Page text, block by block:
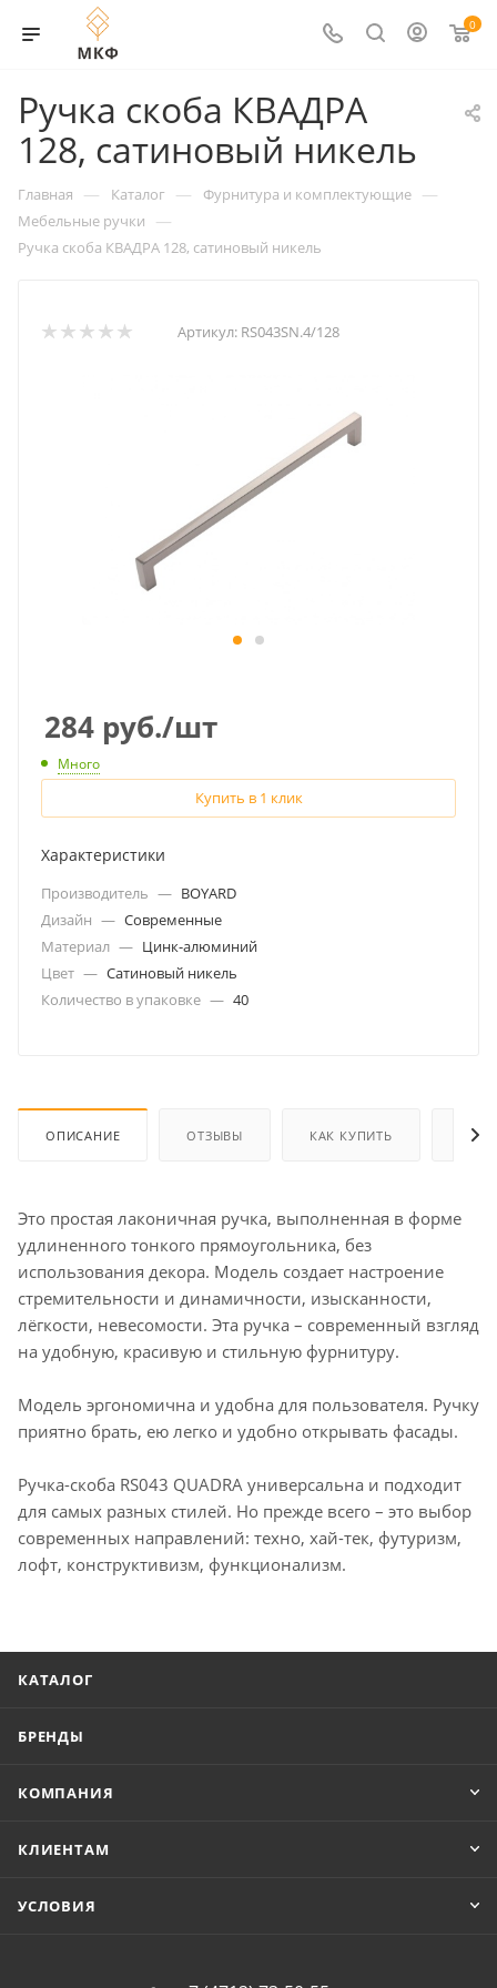
0
Ручка скоба КВАДРА
128, сатиновый никель
Главная — Каталог — Фурнитура и комплектующие —
Мебельные ручки —
Ручка скоба КВАДРА 128, сатиновый никель
Артикул: RS043SN.4/128
284 руб./шт
Много
Купить в 1 клик
Характеристики
Производитель — BOYARD
Дизайн — Современные
Материал — Цинк-алюминий
Цвет — Cатиновый никель
Количество в упаковке — 40
ОПИСАНИЕ ОТЗЫВЫ КАК КУПИТЬ
Это простая лаконичная ручка, выполненная в форме
удлиненного тонкого прямоугольника, без
использования декора. Модель создает настроение
стремительности и динамичности, изысканности,
лёгкости, невесомости. Эта ручка – современный взгляд
на удобную, красивую и стильную фурнитуру.
Модель эргономична и удобна для пользователя. Ручку
приятно брать, ею легко и удобно открывать фасады.
Ручка-скоба RS043 QUADRA универсальна и подходит
для самых разных стилей. Но прежде всего – это выбор
современных направлений: техно, хай-тек, футуризм,
лофт, конструктивизм, функционализм.
КАТАЛОГ
БРЕНДЫ
КОМПАНИЯ
КЛИЕНТАМ
УСЛОВИЯ